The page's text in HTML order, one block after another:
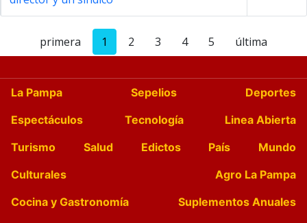
primera 1 2 3 4 5 última
La Pampa Sepelios
Deportes
Espectáculos
Tecnología
Linea Abierta
Turismo
Salud Edictos País
Mundo
Culturales
Agro La Pampa
Cocina y Gastronomía
Suplementos Anuales